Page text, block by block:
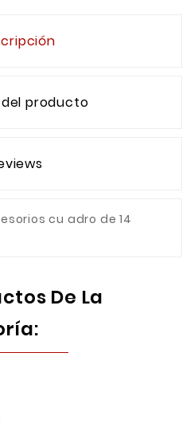
producto
cu adro de 14
De La